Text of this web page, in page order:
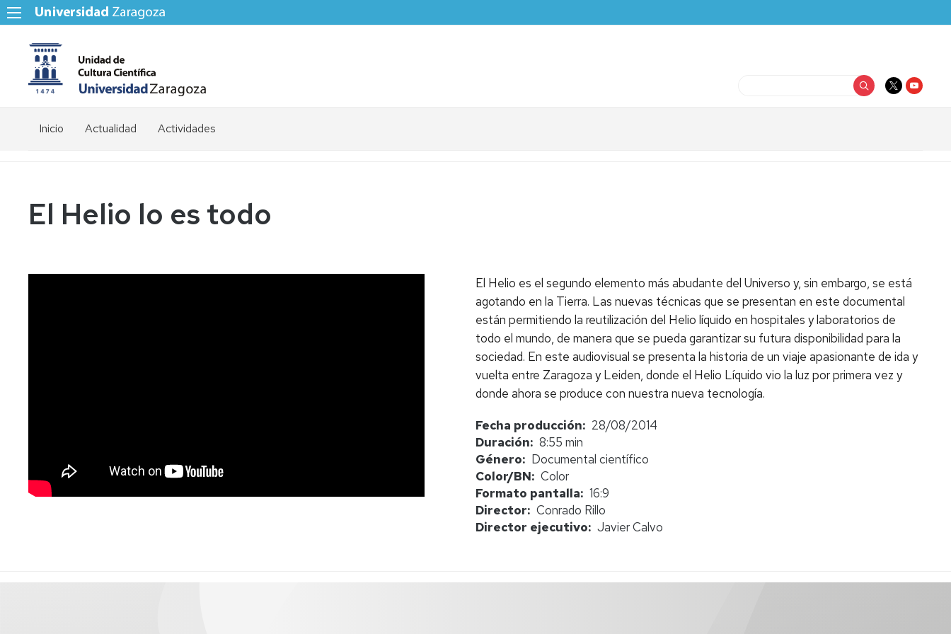
Inicio Actualidad Actividades
El Helio lo es todo
El Helio es el segundo elemento más abudante del Universo y, sin embargo, se está
agotando en la Tierra. Las nuevas técnicas que se presentan en este documental
están permitiendo la reutilización del Helio líquido en hospitales y laboratorios de
todo el mundo, de manera que se pueda garantizar su futura disponibilidad para la
sociedad. En este audiovisual se presenta la historia de un viaje apasionante de ida y
vuelta entre Zaragoza y Leiden, donde el Helio Líquido vio la luz por primera vez y
donde ahora se produce con nuestra nueva tecnología.
Fecha producción
28/08/2014
Duración
8:55 min
Género
Documental científico
Color/BN
Color
Formato pantalla
16:9
Director
Conrado Rillo
Director ejecutivo
Javier Calvo